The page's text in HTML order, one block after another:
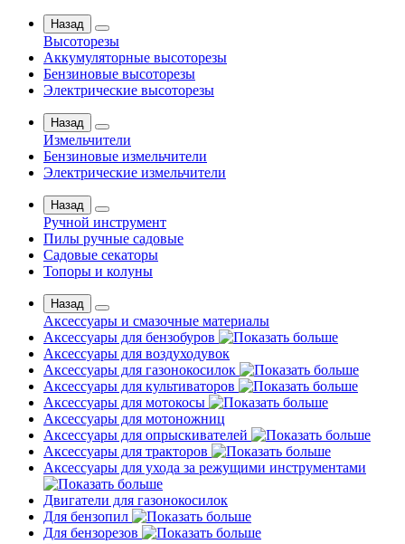
Назад
Высоторезы
Аккумуляторные высоторезы
Бензиновые высоторезы
Электрические высоторезы
Назад
Измельчители
Бензиновые измельчители
Электрические измельчители
Назад
Ручной инструмент
Пилы ручные садовые
Садовые секаторы
Топоры и колуны
Назад
Аксессуары и смазочные материалы
Аксессуары для бензобуров
Аксессуары для воздуходувок
Аксессуары для газонокосилок
Аксессуары для культиваторов
Аксессуары для мотокосы
Аксессуары для мотоножниц
Аксессуары для опрыскивателей
Аксессуары для тракторов
Аксессуары для ухода за режущими инструментами
Двигатели для газонокосилок
Для бензопил
Для бензорезов